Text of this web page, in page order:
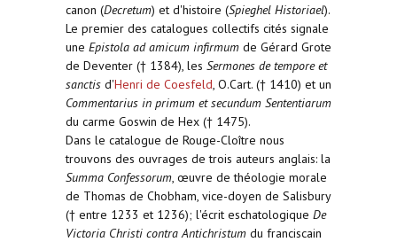
canon (Decretum) et d'histoire (Spieghel Historiael).
Le premier des catalogues collectifs cités signale
une Epistola ad amicum infirmum de Gérard Grote
de Deventer († 1384), les Sermones de tempore et
sanctis d'Henri de Coesfeld, O.Cart. († 1410) et un
Commentarius in primum et secundum Sententiarum
du carme Goswin de Hex († 1475).
Dans le catalogue de Rouge-Cloître nous
trouvons des ouvrages de trois auteurs anglais: la
Summa Confessorum, œuvre de théologie morale
de Thomas de Chobham, vice-doyen de Salisbury
(† entre 1233 et 1236); l'écrit eschatologique De
Victoria Christi contra Antichristum du franciscain